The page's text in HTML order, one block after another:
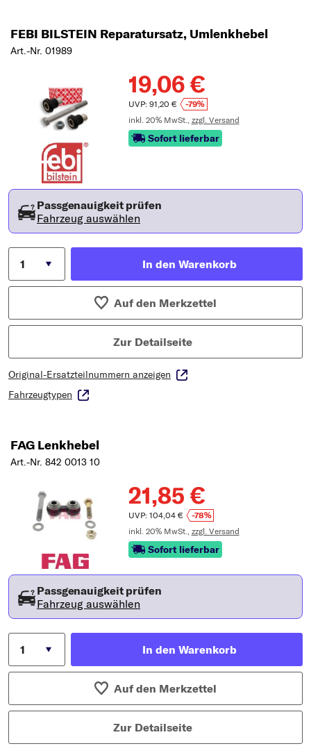
FEBI BILSTEIN Reparatursatz, Umlenkhebel
Art.-Nr. 01989
19,06 €
UVP: 91,20 €
-79%
inkl. 20% MwSt., zzgl. Versand
Sofort lieferbar
Passgenauigkeit prüfen
Fahrzeug auswählen
In den Warenkorb
Auf den Merkzettel
Zur Detailseite
Original-Ersatzteilnummern anzeigen
Fahrzeugtypen
FAG Lenkhebel
Art.-Nr. 842 0013 10
21,85 €
UVP: 104,04 €
-78%
inkl. 20% MwSt., zzgl. Versand
Sofort lieferbar
Passgenauigkeit prüfen
Fahrzeug auswählen
In den Warenkorb
Auf den Merkzettel
Zur Detailseite